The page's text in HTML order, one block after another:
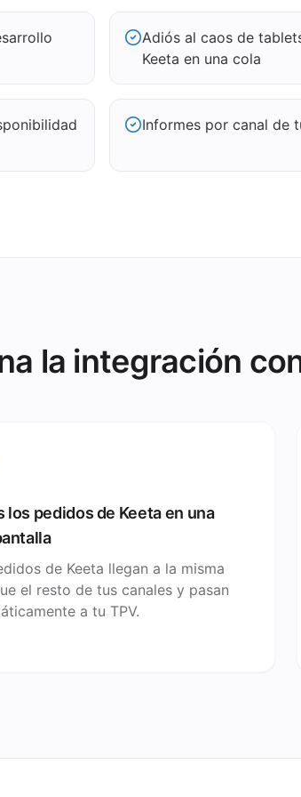
Adiós al caos de
Keeta en una cola
Informes por canal de
la integración
los pedidos de Keeta en una
de Keeta llegan a la misma
el resto de tus canales y pasan
a tu TPV.